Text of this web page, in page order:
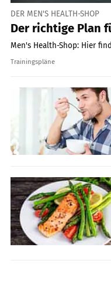
DER MEN'S HEALTH-SHOP
Der richtige Plan
Men's Health-Shop: Hier
Trainingspläne